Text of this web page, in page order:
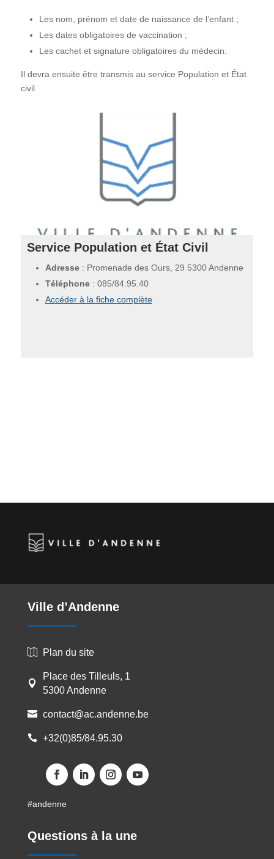
Les nom, prénom et date de naissance de l’enfant ;
Les dates obligatoires de vaccination ;
Les cachet et signature obligatoires du médecin.
Il devra ensuite être transmis au service Population et État
civil
Service Population et État Civil
Adresse: Promenade des Ours, 29 5300 Andenne
Téléphone: 085/84.95.40
Accéder à la fiche complète
Ville d’Andenne
 Plan du site

Place des Tilleuls, 1
5300 Andenne
 contact@ac.andenne.be
 +32(0)85/84.95.30
#andenne
Questions à la une